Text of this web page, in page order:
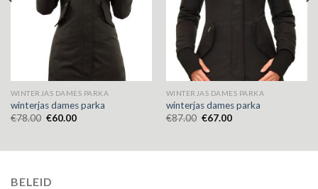
WINTERJAS DAMES PARKA
winterjas dames parka
€78.00 €60.00
WINTERJAS DAMES PARKA
winterjas dames parka
€87.00 €67.00
BELEID